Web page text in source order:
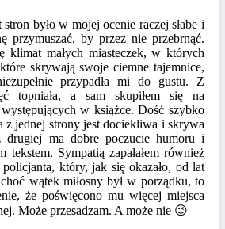
było w mojej ocenie raczej słabe i
przymuszać, by przez nie przebrnąć.
klimat małych miasteczek, w których
skrywają swoje ciemne tajemnice,
przypadła mi do gustu. Z
topniała, a sam skupiłem się na
występujących w książce. Dość szybko
z jednej strony jest dociekliwa i skrywa
drugiej ma dobre poczucie humoru i
tekstem. Sympatią zapałałem również
który, jak się okazało, od lat
wątek miłosny był w porządku, to
że poświęcono mu więcej miejsca
Może przesadzam. A może nie 😉